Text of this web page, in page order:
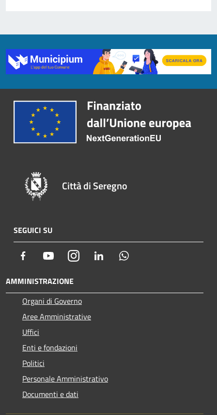
Città di Seregno
SEGUICI SU
Facebook YoutubeInstagram LinkedIn
AMMINISTRAZIONE
Organi di Governo
Aree Amministrative
Uffici
Enti e fondazioni
Politici
Personale Amministrativo
Documenti e dati